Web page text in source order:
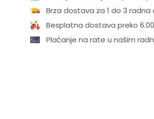
Brza dostava za 1 do 3 radna
Besplatna dostava preko
Plaćanje na rate u našim